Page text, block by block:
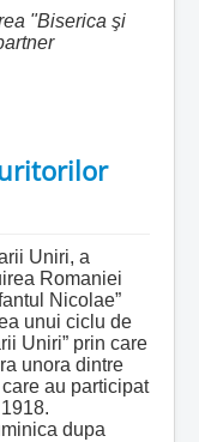
"Biserica şi
Uniri, a
Romaniei
Nicolae”
unui ciclu de
Uniri” prin care
unora dintre
au participat
dupa